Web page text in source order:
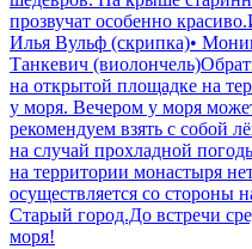
прозвучат особенно
Илья Вульф (скрипка)•
Танкевич
на открытой площадке на
у моря. Вечером у моря
рекомендуем взять с собой
на случай прохладной
на территории монастыря
осуществляется со стороны
Старый город.До встречи
моря!